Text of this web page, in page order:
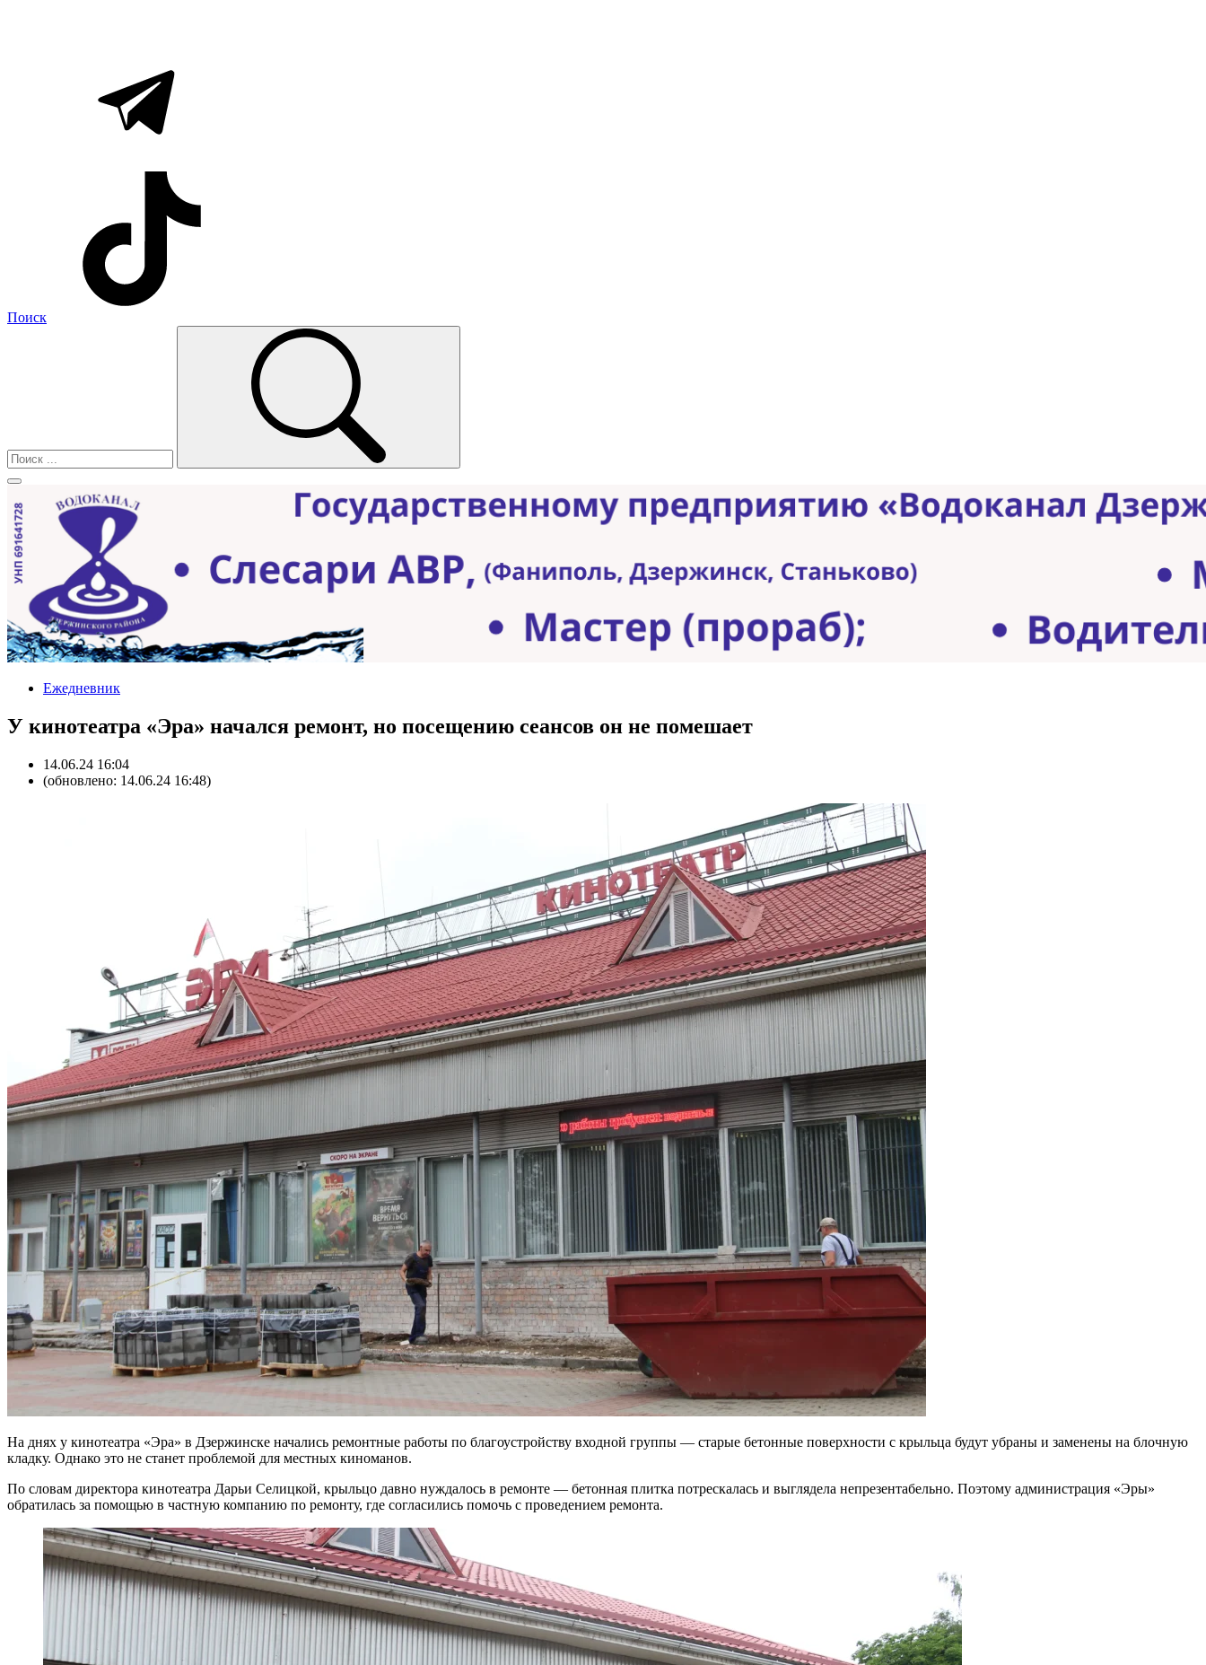
Поиск
Ежедневник
У кинотеатра «Эра» начался ремонт, но посещению сеансов он не помешает
14.06.24 16:04
(обновлено: 14.06.24 16:48)
На днях у кинотеатра «Эра» в Дзержинске начались ремонтные работы по благоустройству входной группы — старые бетонные поверхности с крыльца будут убраны и заменены на блочную
кладку. Однако это не станет проблемой для местных киноманов.
По словам директора кинотеатра Дарьи Селицкой, крыльцо давно нуждалось в ремонте — бетонная плитка потрескалась и выглядела непрезентабельно. Поэтому администрация «Эры»
обратилась за помощью в частную компанию по ремонту, где согласились помочь с проведением ремонта.